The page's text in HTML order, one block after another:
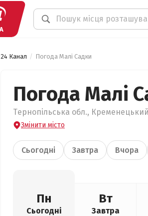
24 Канал Погода Малі Садки
Погода Малі
Тернопільська обл.,
Змінити місто
Сьогодні Завтра Вчора
Пн
Сьогодні
Вт
Завтра